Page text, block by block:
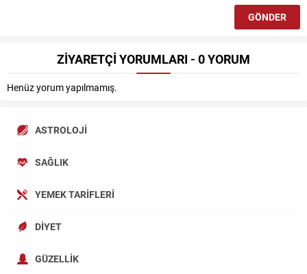
ZİYARETÇİ YORUMLARI - 0 YORUM
Henüz yorum yapılmamış.
ASTROLOJI
SAĞLIK
YEMEK TARIFLERI
DIYET
GÜZELLIK